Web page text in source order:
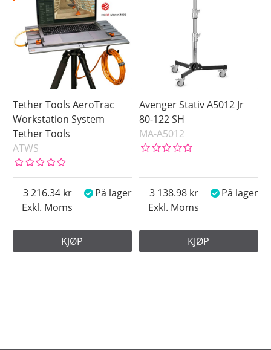
Tether Tools AeroTrac
Workstation System
Tether Tools
ATWS
Exkl. Moms
3 216.34 På lager
KJØP
Avenger Stativ A5012 Jr
80-122 SH
MA-A5012
Exkl. Moms
3 138.98 På lager
KJØP